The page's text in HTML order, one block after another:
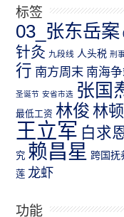
标签
03_张东岳案
针灸 九段线 人头税 刑
行 南方周末 南海
圣诞节 安省市选 张国
最低工资 林俊 林顿
王立军 白求
究 赖昌星 跨国抚
莲 龙虾
功能